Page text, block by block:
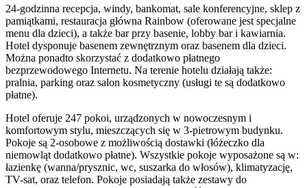
24-godzinna recepcja, windy, bankomat, sale konferencyjne, sklep z
pamiątkami, restauracja główna Rainbow (oferowane jest specjalne
menu dla dzieci), a także bar przy basenie, lobby bar i kawiarnia.
Hotel dysponuje basenem zewnętrznym oraz basenem dla dzieci.
Można ponadto skorzystać z dodatkowo płatnego
bezprzewodowego Internetu. Na terenie hotelu działają także:
pralnia, parking oraz salon kosmetyczny (usługi te są dodatkowo
płatne).
Hotel oferuje 247 pokoi, urządzonych w nowoczesnym i
komfortowym stylu, mieszczących się w 3-pietrowym budynku.
Pokoje są 2-osobowe z możliwością dostawki (łóżeczko dla
niemowląt dodatkowo płatne). Wszystkie pokoje wyposażone są w:
łazienkę (wanna/prysznic, wc, suszarka do włosów), klimatyzację,
TV-sat, oraz telefon. Pokoje posiadają także zestawy do